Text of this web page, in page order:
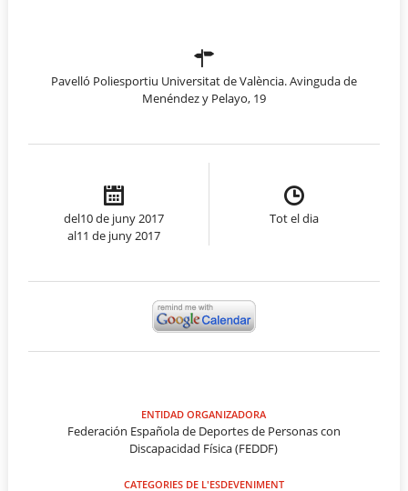
Pavelló Poliesportiu Universitat de València. Avinguda de
Menéndez y Pelayo, 19
del10 de juny 2017
al11 de juny 2017
Tot el dia
ENTIDAD ORGANIZADORA
Federación Española de Deportes de Personas con
Discapacidad Física (FEDDF)
CATEGORIES DE L'ESDEVENIMENT